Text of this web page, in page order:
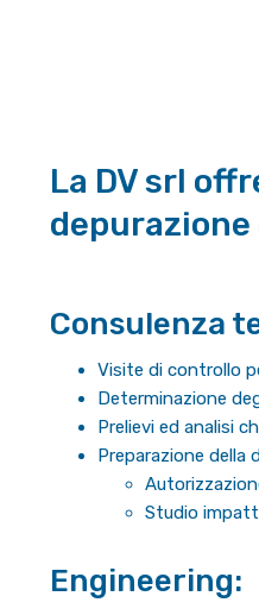
La DV srl
Consulenza
Visite di controllo
Determinazione
Prelievi ed analisi
Preparazione della
Studio
Engineering: